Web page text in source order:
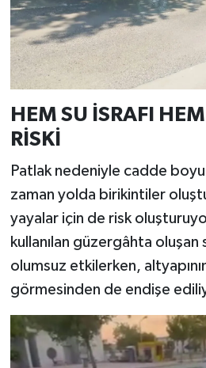
HEM SU İSRAFI
RİSKİ
Patlak nedeniyle cadde
zaman yolda birikintiler
yayalar için de risk
kullanılan güzergâhta oluşan
olumsuz etkilerken,
görmesinden de endişe